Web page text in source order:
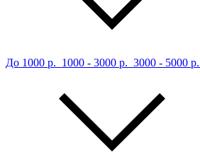
До 1000 р. 1000 - 3000 р. 3000 - 5000 р.